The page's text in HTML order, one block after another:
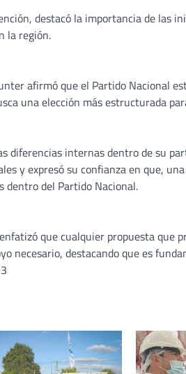
destacó la importancia de las
la región.
afirmó que el Partido Nacional
una elección más estructurada
diferencias internas dentro de su
y expresó su confianza en que,
dentro del Partido Nacional.
que cualquier propuesta que
necesario, destacando que es